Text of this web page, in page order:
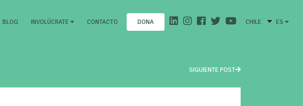
BLOG INVOLÚCRATE CONTACTO DONA CHILE ES
SIGUIENTE POST